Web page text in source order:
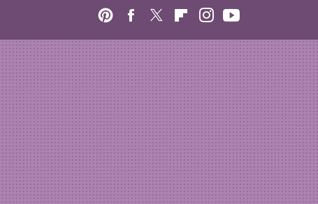
PinterestFacebook
Twitter FlipboardInstagram